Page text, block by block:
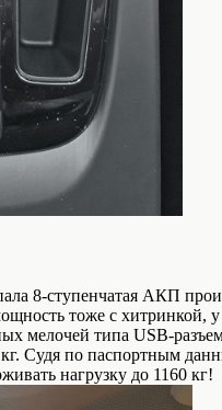
8‑ступенчатая АКП
тоже с хитринкой,
мелочей типа USB-
кг. Судя по паспортным
нагрузку до 1160 кг!